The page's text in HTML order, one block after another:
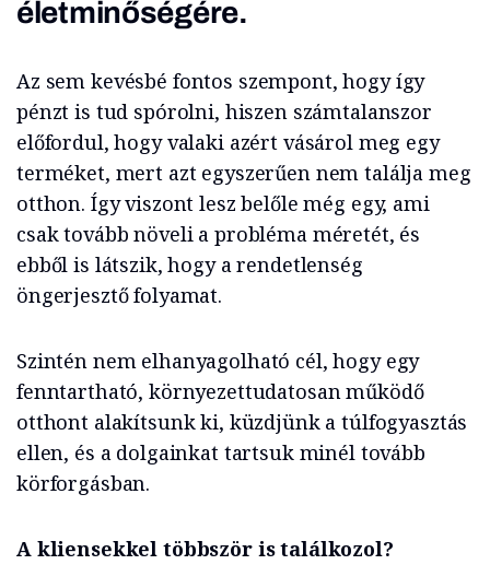
életminőségére.
Az sem kevésbé fontos szempont, hogy így
pénzt is tud spórolni, hiszen számtalanszor
előfordul, hogy valaki azért vásárol meg egy
terméket, mert azt egyszerűen nem találja meg
otthon. Így viszont lesz belőle még egy, ami
csak tovább növeli a probléma méretét, és
ebből is látszik, hogy a rendetlenség
öngerjesztő folyamat.
Szintén nem elhanyagolható cél, hogy egy
fenntartható, környezettudatosan működő
otthont alakítsunk ki, küzdjünk a túlfogyasztás
ellen, és a dolgainkat tartsuk minél tovább
körforgásban.
A kliensekkel többször is találkozol?